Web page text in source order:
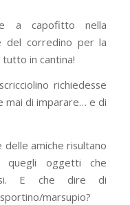
a capofitto nella
del corredino per la
tutto in cantina!
richiedesse
mai di imparare… e di
amiche risultano
quegli oggetti che
E che dire di
marsupio?